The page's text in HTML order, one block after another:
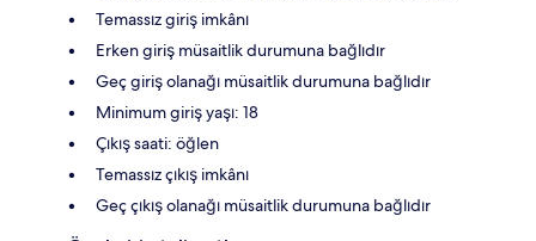
Temassız giriş imkânı
Erken giriş müsaitlik durumuna bağlıdır
Geç giriş olanağı müsaitlik durumuna bağlıdır
Minimum giriş yaşı: 18
Çıkış saati: öğlen
Temassız çıkış imkânı
Geç çıkış olanağı müsaitlik durumuna bağlıdır